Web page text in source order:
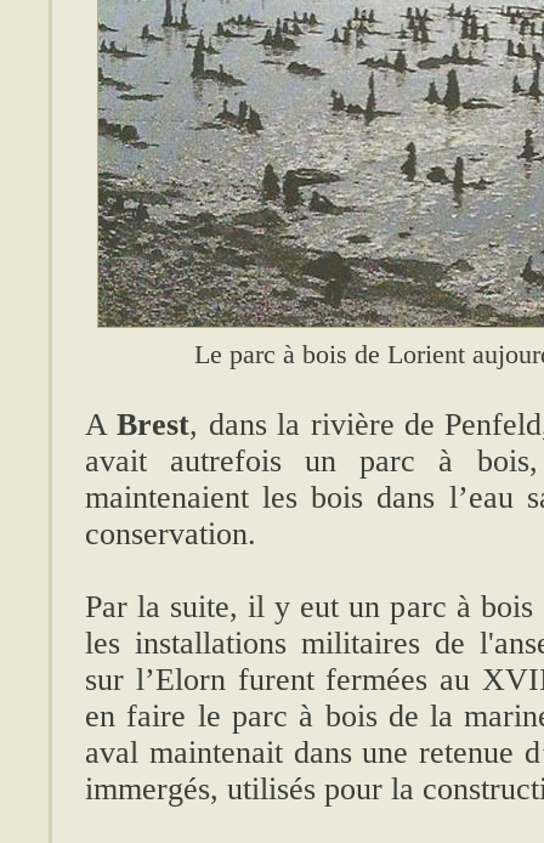
Le parc à bois de Lorient
ABrest, dans la rivière de
avait autrefois un parc à
maintenaient les bois dans l’eau
conservation.
Par la suite, il y eut un parc à bois
les installations militaires de
sur l’Elorn furent fermées au
en faire le parc à bois de la
aval maintenait dans une retenue
immergés, utilisés pour la